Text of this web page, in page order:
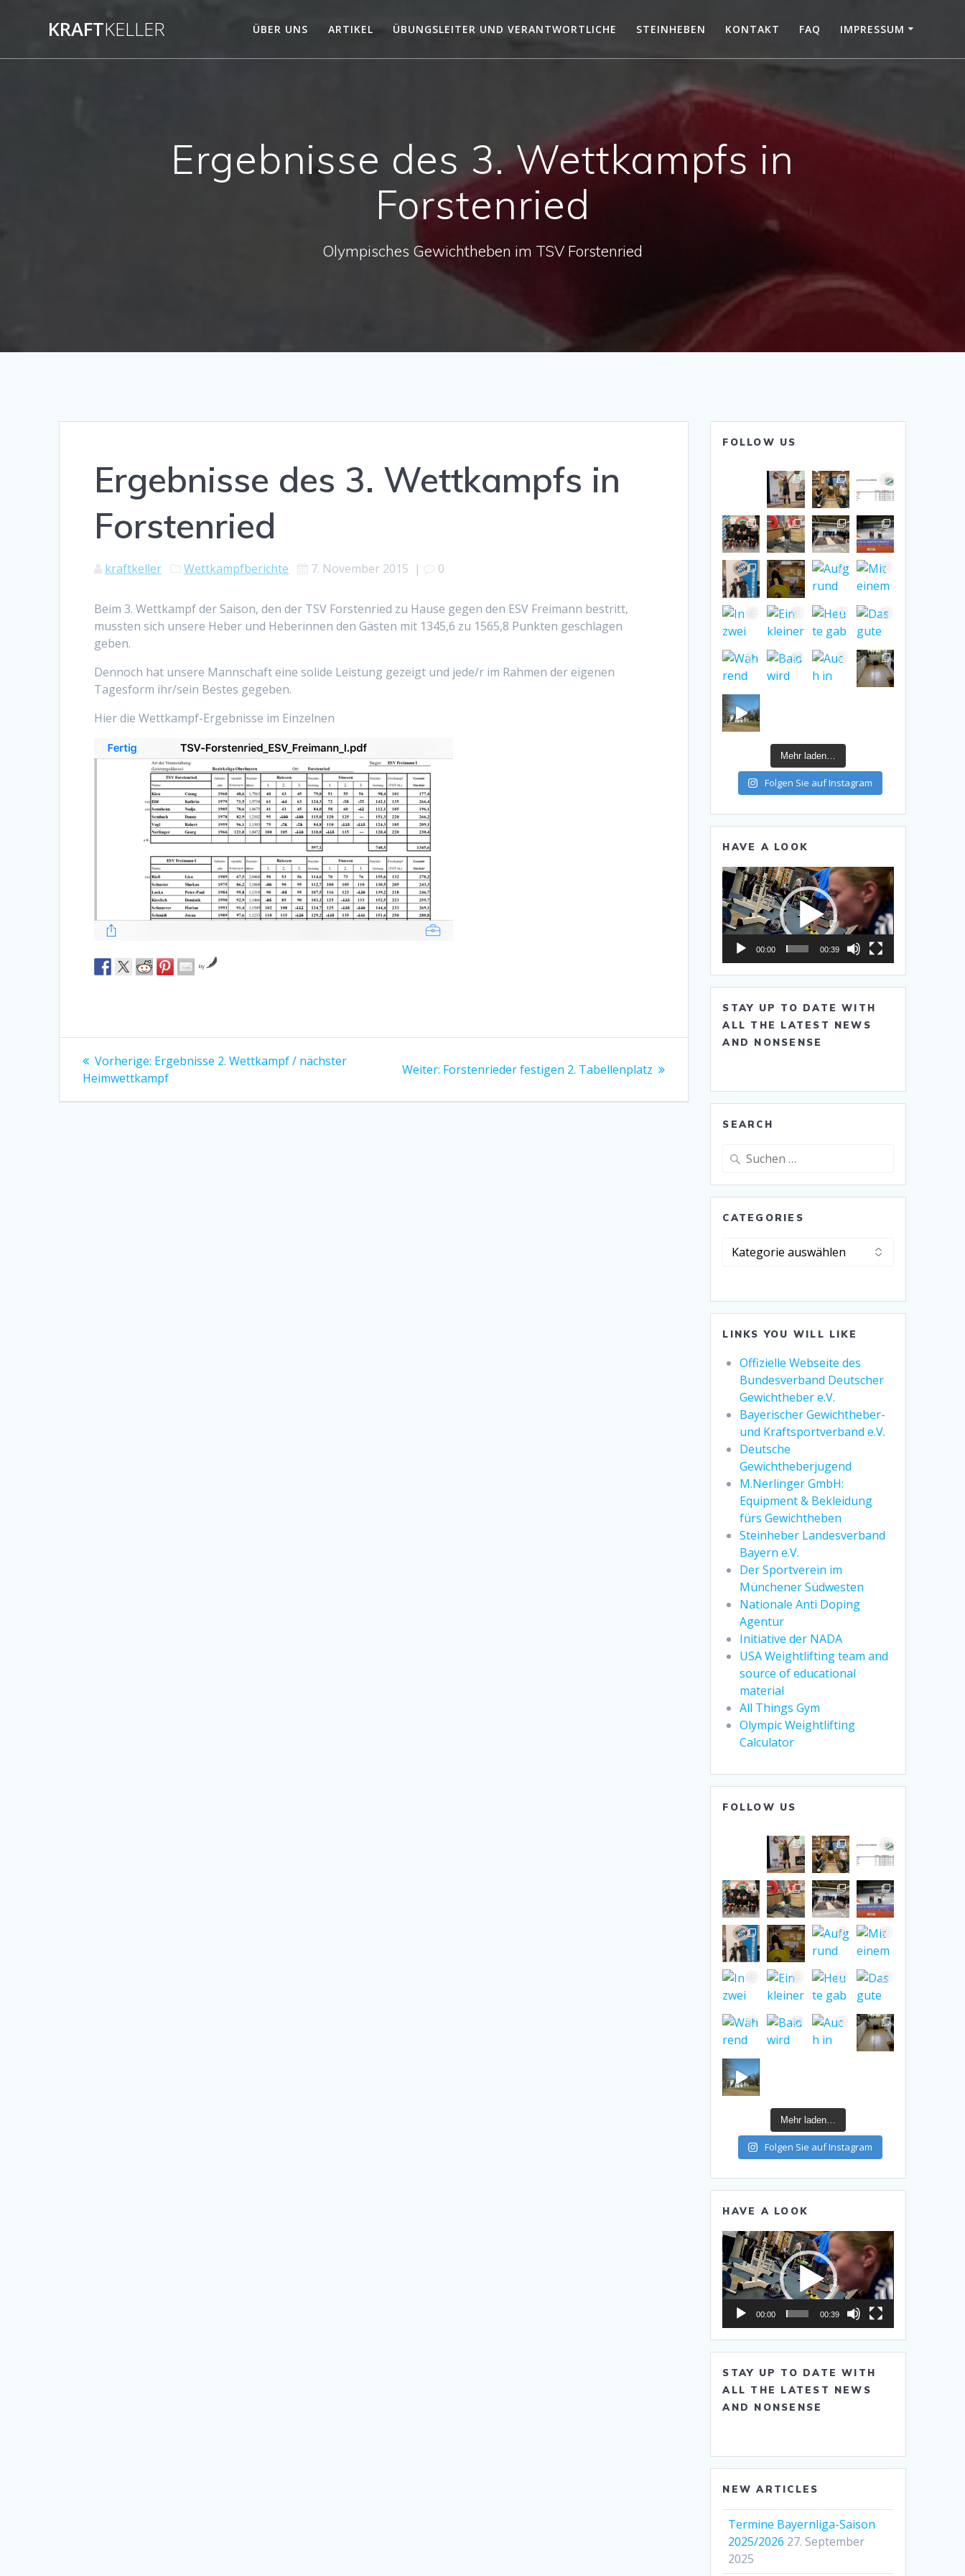
KRAFTKELLER ÜBER UNS ARTIKEL ÜBUNGSLEITER UND VERANTWORTLICHE STEINHEBEN KONTAKT FAQ IMPRESSUM
Ergebnisse des 3. Wettkampfs in
Forstenried
Olympisches Gewichtheben im TSV Forstenried
Ergebnisse des 3. Wettkampfs in
Forstenried
kraftkeller Wettkampfberichte 7. November 2015 | 0
Beim 3. Wettkampf der Saison, den der TSV Forstenried zu Hause gegen den ESV Freimann bestritt,
mussten sich unsere Heber und Heberinnen den Gästen mit 1345,6 zu 1565,8 Punkten geschlagen
geben.
Dennoch hat unsere Mannschaft eine solide Leistung gezeigt und jede/r im Rahmen der eigenen
Tagesform ihr/sein Bestes gegeben.
Hier die Wettkampf-Ergebnisse im Einzelnen
by
Beitragsnavigation
Vorherige: Vorheriger
Beitrag:
Ergebnisse 2. Wettkampf / nächster
Heimwettkampf
Weiter: Nächster
Forstenrieder festigen 2. Tabellenplatz
FOLLOW US
Mehr laden…
Folgen Sie auf Instagram
HAVE A LOOK
Video-
Player
00:00 00:39
STAY UP TO DATE WITH
ALL THE LATEST NEWS
AND NONSENSE
SEARCH
Suche
nach:
CATEGORIES
Categories
LINKS YOU WILL LIKE
Offizielle Webseite des
Bundesverband Deutscher
Gewichtheber e.V.
Bayerischer Gewichtheber-
und Kraftsportverband e.V.
Deutsche
Gewichtheberjugend
M.Nerlinger GmbH:
Equipment & Bekleidung
fürs Gewichtheben
Steinheber Landesverband
Bayern e.V.
Der Sportverein im
Münchener Südwesten
Nationale Anti Doping
Agentur
Initiative der NADA
USA Weightlifting team and
source of educational
material
All Things Gym
Olympic Weightlifting
Calculator
FOLLOW US
Mehr laden…
Folgen Sie auf Instagram
HAVE A LOOK
Video-
Player
00:00 00:39
STAY UP TO DATE WITH
ALL THE LATEST NEWS
AND NONSENSE
NEW ARTICLES
Termine Bayernliga-Saison
2025/2026 27. September
2025